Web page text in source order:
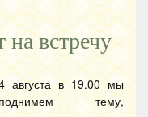
на встречу
августа в 19.00 мы
тему,